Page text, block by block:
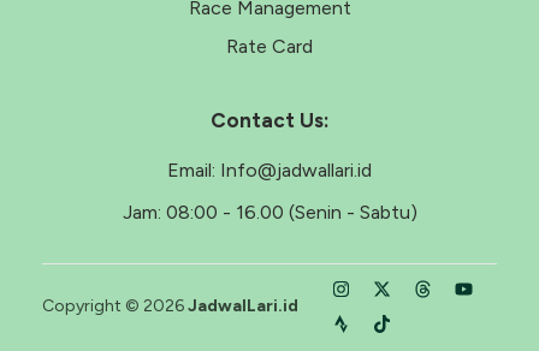
Race Management
Rate Card
Contact Us:
Email: Info@jadwallari.id
Jam: 08:00 - 16.00 (Senin - Sabtu)
Copyright © 2026JadwalLari.id